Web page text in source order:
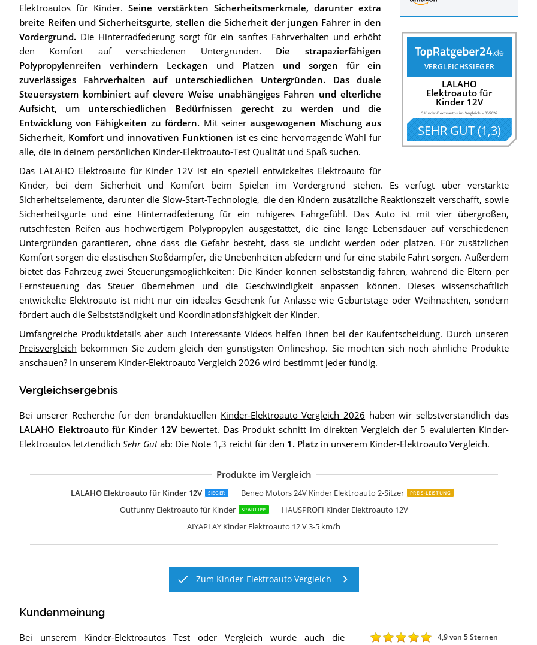
VERGLEICHSSIEGER
LALAHO
Elektroauto für
Kinder 12V
5 Kinder-Elektroautos im Vergleich –05/2026
SEHR GUT(1,3)
Elektroautos für Kinder. Seine verstärkten Sicherheitsmerkmale, darunter extra
breite Reifen und Sicherheitsgurte, stellen die Sicherheit der jungen Fahrer in den
Vordergrund. Die Hinterradfederung sorgt für ein sanftes Fahrverhalten und erhöht
den Komfort auf verschiedenen Untergründen. Die strapazierfähigen
Polypropylenreifen verhindern Leckagen und Platzen und sorgen für ein
zuverlässiges Fahrverhalten auf unterschiedlichen Untergründen.
Das duale
Steuersystem kombiniert auf clevere Weise unabhängiges Fahren und elterliche
Aufsicht, um unterschiedlichen Bedürfnissen gerecht zu werden und die
Entwicklung von Fähigkeiten zu fördern. Mit seinerausgewogenen Mischung aus
Sicherheit, Komfort und innovativen Funktionen ist es eine hervorragende Wahl für
alle, die in deinem persönlichen Kinder-Elektroauto-Test Qualität und Spaß suchen.
Das LALAHO Elektroauto für Kinder 12V ist ein speziell entwickeltes Elektroauto für
Kinder, bei dem Sicherheit und Komfort beim Spielen im Vordergrund stehen. Es verfügt über verstärkte
Sicherheitselemente, darunter die Slow-Start-Technologie, die den Kindern zusätzliche Reaktionszeit verschafft, sowie
Sicherheitsgurte und eine Hinterradfederung für ein ruhigeres Fahrgefühl. Das Auto ist mit vier übergroßen,
rutschfesten Reifen aus hochwertigem Polypropylen ausgestattet, die eine lange Lebensdauer auf verschiedenen
Untergründen garantieren, ohne dass die Gefahr besteht, dass sie undicht werden oder platzen. Für zusätzlichen
Komfort sorgen die elastischen Stoßdämpfer, die Unebenheiten abfedern und für eine stabile Fahrt sorgen. Außerdem
bietet das Fahrzeug zwei Steuerungsmöglichkeiten: Die Kinder können selbstständig fahren, während die Eltern per
Fernsteuerung das Steuer übernehmen und die Geschwindigkeit anpassen können. Dieses wissenschaftlich
entwickelte Elektroauto ist nicht nur ein ideales Geschenk für Anlässe wie Geburtstage oder Weihnachten, sondern
fördert auch die Selbstständigkeit und Koordinationsfähigkeit der Kinder.
Umfangreiche Produktdetails aber auch interessante Videos helfen Ihnen bei der Kaufentscheidung. Durch unseren
Preisvergleich bekommen Sie zudem gleich den günstigsten Onlineshop. Sie möchten sich noch ähnliche Produkte
anschauen? In unserem Kinder-Elektroauto Vergleich 2026 wird bestimmt jeder fündig.
Vergleichsergebnis
Bei unserer Recherche für den brandaktuellen Kinder-Elektroauto Vergleich 2026 haben wir selbstverständlich das
LALAHO Elektroauto für Kinder 12Vbewertet. Das Produkt schnitt im direkten Vergleich der 5 evaluierten Kinder-
Elektroautos letztendlich Sehr Gutab: Die Note 1,3 reicht für den 1. Platzin unserem Kinder-Elektroauto Vergleich.
Produkte im Vergleich
LALAHO Elektroauto für Kinder 12V SIEGER Beneo Motors 24V Kinder Elektroauto 2-Sitzer PREIS-LEISTUNG
Outfunny Elektroauto für Kinder SPARTIPP
HAUSPROFI Kinder Elektroauto 12V
AIYAPLAY Kinder Elektroauto 12 V 3-5 km/h
Zum Kinder-Elektroauto Vergleich
Kundenmeinung
4,9von 5 Sternen
Bei unserem Kinder-ElektroautosTest oder Vergleich wurde auch die